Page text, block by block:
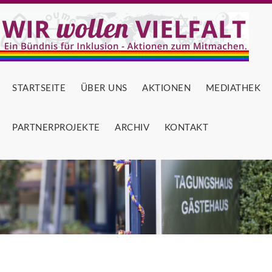
STARTSEITE ÜBER UNS AKTIONEN MEDIATHEK
PARTNERPROJEKTE ARCHIV KONTAKT